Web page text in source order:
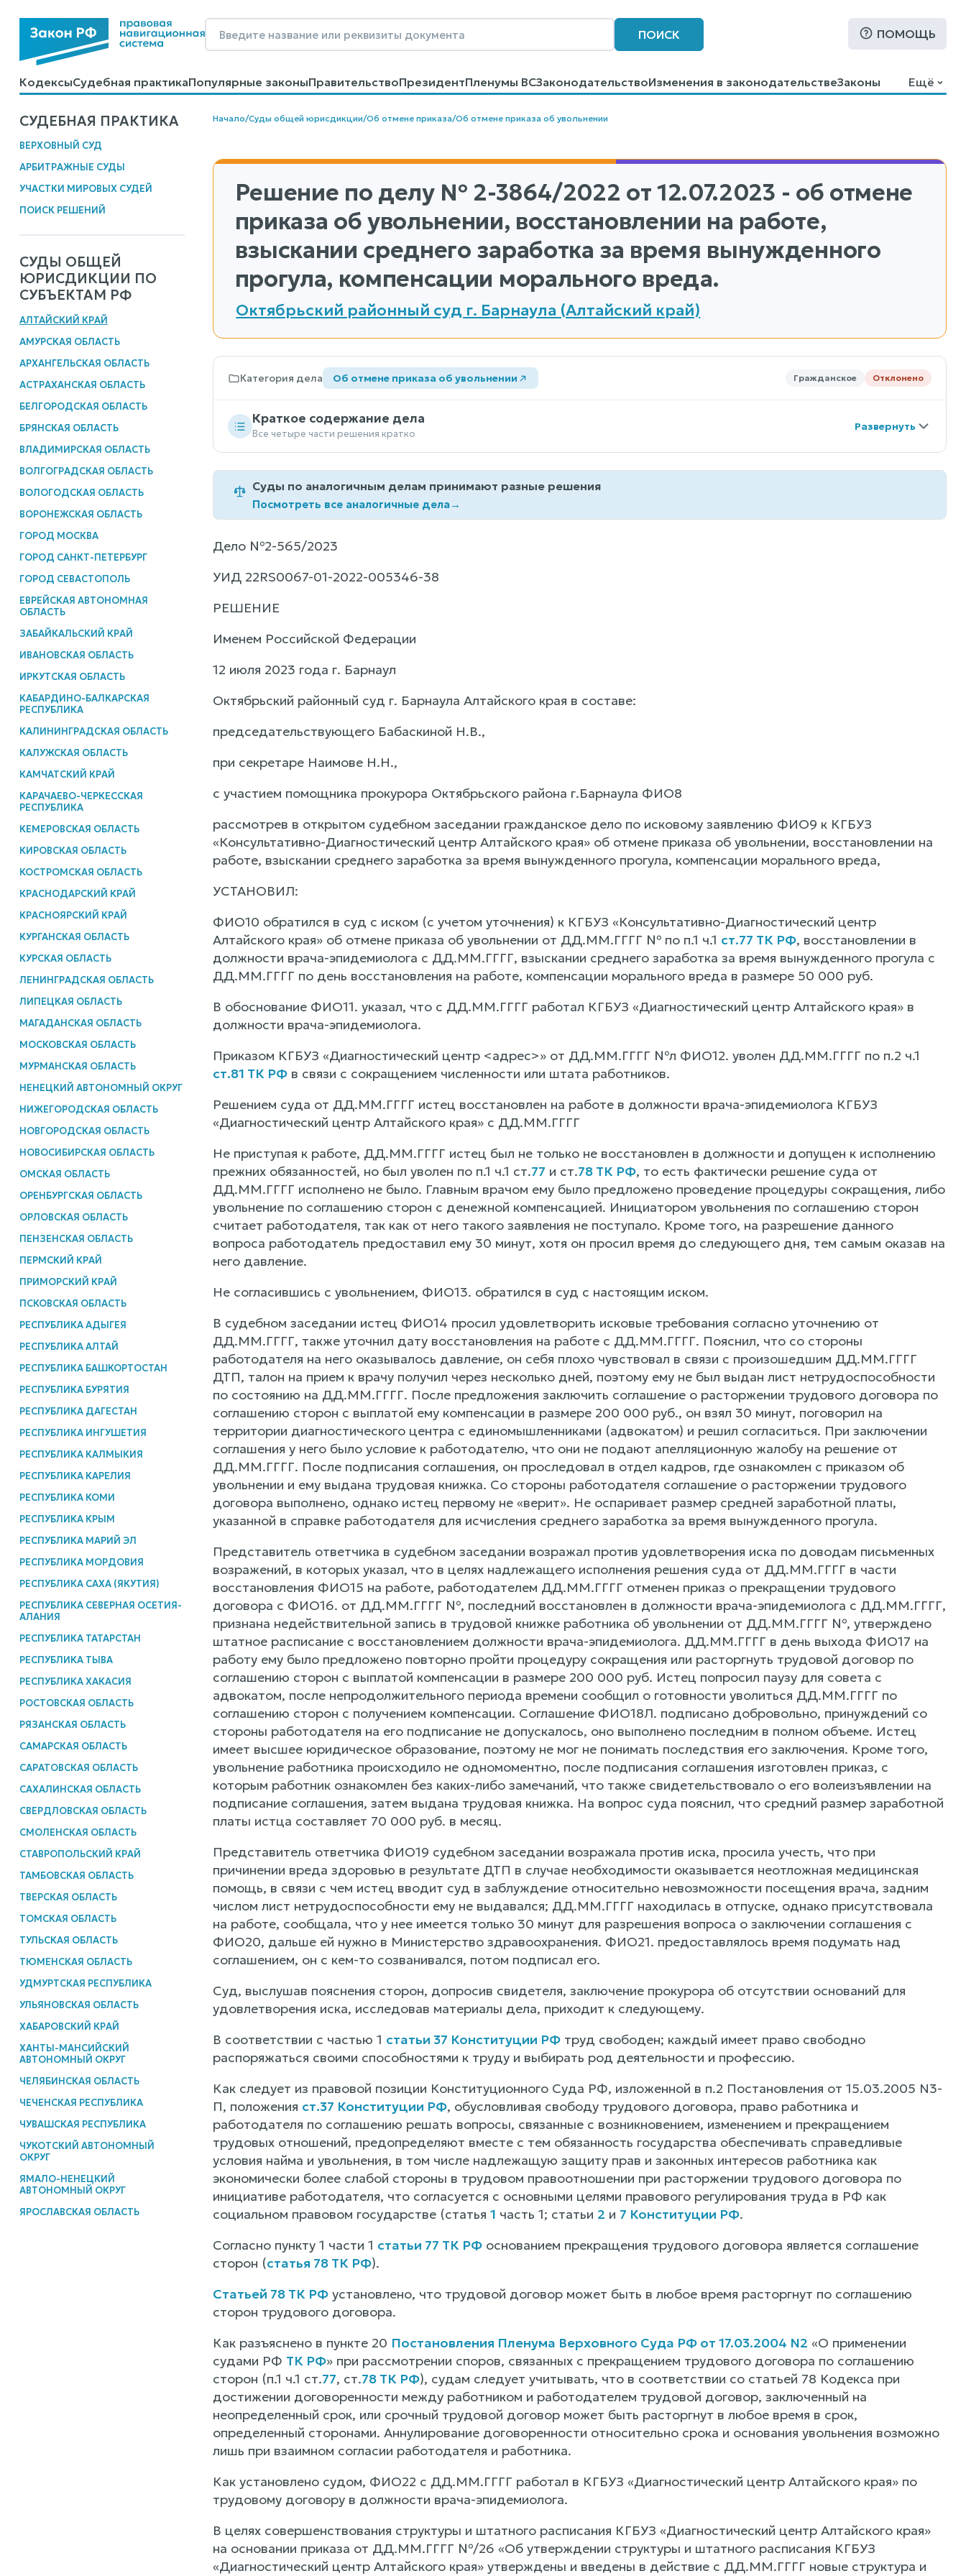
ПОИСК ПОМОЩЬ
КодексыСудебная практикаПопулярные законыПравительствоПрезидентПленумы ВСЗаконодательствоИзменения в законодательствеЗаконы
КалькуляторыСправочные материалыОбразцы договоровКонтактыПомощьПоиск
Ещё
СУДЕБНАЯ ПРАКТИКА
ВЕРХОВНЫЙ СУД
АРБИТРАЖНЫЕ СУДЫ
УЧАСТКИ МИРОВЫХ СУДЕЙ
ПОИСК РЕШЕНИЙ
СУДЫ ОБЩЕЙ
ЮРИСДИКЦИИ ПО
СУБЪЕКТАМ РФ
АЛТАЙСКИЙ КРАЙ
АМУРСКАЯ ОБЛАСТЬ
АРХАНГЕЛЬСКАЯ ОБЛАСТЬ
АСТРАХАНСКАЯ ОБЛАСТЬ
БЕЛГОРОДСКАЯ ОБЛАСТЬ
БРЯНСКАЯ ОБЛАСТЬ
ВЛАДИМИРСКАЯ ОБЛАСТЬ
ВОЛГОГРАДСКАЯ ОБЛАСТЬ
ВОЛОГОДСКАЯ ОБЛАСТЬ
ВОРОНЕЖСКАЯ ОБЛАСТЬ
ГОРОД МОСКВА
ГОРОД САНКТ-ПЕТЕРБУРГ
ГОРОД СЕВАСТОПОЛЬ
ЕВРЕЙСКАЯ АВТОНОМНАЯ
ОБЛАСТЬ
ЗАБАЙКАЛЬСКИЙ КРАЙ
ИВАНОВСКАЯ ОБЛАСТЬ
ИРКУТСКАЯ ОБЛАСТЬ
КАБАРДИНО-БАЛКАРСКАЯ
РЕСПУБЛИКА
КАЛИНИНГРАДСКАЯ ОБЛАСТЬ
КАЛУЖСКАЯ ОБЛАСТЬ
КАМЧАТСКИЙ КРАЙ
КАРАЧАЕВО-ЧЕРКЕССКАЯ
РЕСПУБЛИКА
КЕМЕРОВСКАЯ ОБЛАСТЬ
КИРОВСКАЯ ОБЛАСТЬ
КОСТРОМСКАЯ ОБЛАСТЬ
КРАСНОДАРСКИЙ КРАЙ
КРАСНОЯРСКИЙ КРАЙ
КУРГАНСКАЯ ОБЛАСТЬ
КУРСКАЯ ОБЛАСТЬ
ЛЕНИНГРАДСКАЯ ОБЛАСТЬ
ЛИПЕЦКАЯ ОБЛАСТЬ
МАГАДАНСКАЯ ОБЛАСТЬ
МОСКОВСКАЯ ОБЛАСТЬ
МУРМАНСКАЯ ОБЛАСТЬ
НЕНЕЦКИЙ АВТОНОМНЫЙ ОКРУГ
НИЖЕГОРОДСКАЯ ОБЛАСТЬ
НОВГОРОДСКАЯ ОБЛАСТЬ
НОВОСИБИРСКАЯ ОБЛАСТЬ
ОМСКАЯ ОБЛАСТЬ
ОРЕНБУРГСКАЯ ОБЛАСТЬ
ОРЛОВСКАЯ ОБЛАСТЬ
ПЕНЗЕНСКАЯ ОБЛАСТЬ
ПЕРМСКИЙ КРАЙ
ПРИМОРСКИЙ КРАЙ
ПСКОВСКАЯ ОБЛАСТЬ
РЕСПУБЛИКА АДЫГЕЯ
РЕСПУБЛИКА АЛТАЙ
РЕСПУБЛИКА БАШКОРТОСТАН
РЕСПУБЛИКА БУРЯТИЯ
РЕСПУБЛИКА ДАГЕСТАН
РЕСПУБЛИКА ИНГУШЕТИЯ
РЕСПУБЛИКА КАЛМЫКИЯ
РЕСПУБЛИКА КАРЕЛИЯ
РЕСПУБЛИКА КОМИ
РЕСПУБЛИКА КРЫМ
РЕСПУБЛИКА МАРИЙ ЭЛ
РЕСПУБЛИКА МОРДОВИЯ
РЕСПУБЛИКА САХА (ЯКУТИЯ)
РЕСПУБЛИКА СЕВЕРНАЯ ОСЕТИЯ-
АЛАНИЯ
РЕСПУБЛИКА ТАТАРСТАН
РЕСПУБЛИКА ТЫВА
РЕСПУБЛИКА ХАКАСИЯ
РОСТОВСКАЯ ОБЛАСТЬ
РЯЗАНСКАЯ ОБЛАСТЬ
САМАРСКАЯ ОБЛАСТЬ
САРАТОВСКАЯ ОБЛАСТЬ
САХАЛИНСКАЯ ОБЛАСТЬ
СВЕРДЛОВСКАЯ ОБЛАСТЬ
СМОЛЕНСКАЯ ОБЛАСТЬ
СТАВРОПОЛЬСКИЙ КРАЙ
ТАМБОВСКАЯ ОБЛАСТЬ
ТВЕРСКАЯ ОБЛАСТЬ
ТОМСКАЯ ОБЛАСТЬ
ТУЛЬСКАЯ ОБЛАСТЬ
ТЮМЕНСКАЯ ОБЛАСТЬ
УДМУРТСКАЯ РЕСПУБЛИКА
УЛЬЯНОВСКАЯ ОБЛАСТЬ
ХАБАРОВСКИЙ КРАЙ
ХАНТЫ-МАНСИЙСКИЙ
АВТОНОМНЫЙ ОКРУГ
ЧЕЛЯБИНСКАЯ ОБЛАСТЬ
ЧЕЧЕНСКАЯ РЕСПУБЛИКА
ЧУВАШСКАЯ РЕСПУБЛИКА
ЧУКОТСКИЙ АВТОНОМНЫЙ
ОКРУГ
ЯМАЛО-НЕНЕЦКИЙ
АВТОНОМНЫЙ ОКРУГ
ЯРОСЛАВСКАЯ ОБЛАСТЬ
Начало/Суды общей юрисдикции/Об отмене приказа/Об отмене приказа об увольнении
Решение по делу № 2-3864/2022 от 12.07.2023 - об отмене
приказа об увольнении, восстановлении на работе,
взыскании среднего заработка за время вынужденного
прогула, компенсации морального вреда.
Октябрьский районный суд г. Барнаула (Алтайский край)
Категория дела Об отмене приказа об увольнении Гражданское Отклонено
Краткое содержание дела
Все четыре части решения кратко
Суды по аналогичным делам принимают разные решения
Посмотреть все аналогичные дела→
Дело №2-565/2023
УИД 22RS0067-01-2022-005346-38
РЕШЕНИЕ
Именем Российской Федерации
12 июля 2023 года г. Барнаул
Октябрьский районный суд г. Барнаула Алтайского края в составе:
председательствующего Бабаскиной Н.В.,
при секретаре Наимове Н.Н.,
с участием помощника прокурора Октябрьского района г.Барнаула ФИО8
рассмотрев в открытом судебном заседании гражданское дело по исковому заявлению ФИО9 к КГБУЗ
«Консультативно-Диагностический центр Алтайского края» об отмене приказа об увольнении, восстановлении на
работе, взыскании среднего заработка за время вынужденного прогула, компенсации морального вреда,
УСТАНОВИЛ:
ФИО10 обратился в суд с иском (с учетом уточнения) к КГБУЗ «Консультативно-Диагностический центр
Алтайского края» об отмене приказа об увольнении от ДД.ММ.ГГГГ № по п.1 ч.1 ст.77 ТК РФ, восстановлении в
должности врача-эпидемиолога с ДД.ММ.ГГГГ, взыскании среднего заработка за время вынужденного прогула с
ДД.ММ.ГГГГ по день восстановления на работе, компенсации морального вреда в размере 50 000 руб.
В обоснование ФИО11. указал, что с ДД.ММ.ГГГГ работал КГБУЗ «Диагностический центр Алтайского края» в
должности врача-эпидемиолога.
Приказом КГБУЗ «Диагностический центр <адрес>» от ДД.ММ.ГГГГ №л ФИО12. уволен ДД.ММ.ГГГГ по п.2 ч.1
ст.81 ТК РФв связи с сокращением численности или штата работников.
Решением суда от ДД.ММ.ГГГГ истец восстановлен на работе в должности врача-эпидемиолога КГБУЗ
«Диагностический центр Алтайского края» с ДД.ММ.ГГГГ
Не приступая к работе, ДД.ММ.ГГГГ истец был не только не восстановлен в должности и допущен к исполнению
прежних обязанностей, но был уволен по п.1 ч.1 ст.77 и ст.78 ТК РФ, то есть фактически решение суда от
ДД.ММ.ГГГГ исполнено не было. Главным врачом ему было предложено проведение процедуры сокращения, либо
увольнение по соглашению сторон с денежной компенсацией. Инициатором увольнения по соглашению сторон
считает работодателя, так как от него такого заявления не поступало. Кроме того, на разрешение данного
вопроса работодатель предоставил ему 30 минут, хотя он просил время до следующего дня, тем самым оказав на
него давление.
Не согласившись с увольнением, ФИО13. обратился в суд с настоящим иском.
В судебном заседании истец ФИО14 просил удовлетворить исковые требования согласно уточнению от
ДД.ММ.ГГГГ, также уточнил дату восстановления на работе с ДД.ММ.ГГГГ. Пояснил, что со стороны
работодателя на него оказывалось давление, он себя плохо чувствовал в связи с произошедшим ДД.ММ.ГГГГ
ДТП, талон на прием к врачу получил через несколько дней, поэтому ему не был выдан лист нетрудоспособности
по состоянию на ДД.ММ.ГГГГ. После предложения заключить соглашение о расторжении трудового договора по
соглашению сторон с выплатой ему компенсации в размере 200 000 руб., он взял 30 минут, поговорил на
территории диагностического центра с единомышленниками (адвокатом) и решил согласиться. При заключении
соглашения у него было условие к работодателю, что они не подают апелляционную жалобу на решение от
ДД.ММ.ГГГГ. После подписания соглашения, он проследовал в отдел кадров, где ознакомлен с приказом об
увольнении и ему выдана трудовая книжка. Со стороны работодателя соглашение о расторжении трудового
договора выполнено, однако истец первому не «верит». Не оспаривает размер средней заработной платы,
указанной в справке работодателя для исчисления среднего заработка за время вынужденного прогула.
Представитель ответчика в судебном заседании возражал против удовлетворения иска по доводам письменных
возражений, в которых указал, что в целях надлежащего исполнения решения суда от ДД.ММ.ГГГГ в части
восстановления ФИО15 на работе, работодателем ДД.ММ.ГГГГ отменен приказ о прекращении трудового
договора с ФИО16. от ДД.ММ.ГГГГ №, последний восстановлен в должности врача-эпидемиолога с ДД.ММ.ГГГГ,
признана недействительной запись в трудовой книжке работника об увольнении от ДД.ММ.ГГГГ №, утверждено
штатное расписание с восстановлением должности врача-эпидемиолога. ДД.ММ.ГГГГ в день выхода ФИО17 на
работу ему было предложено повторно пройти процедуру сокращения или расторгнуть трудовой договор по
соглашению сторон с выплатой компенсации в размере 200 000 руб. Истец попросил паузу для совета с
адвокатом, после непродолжительного периода времени сообщил о готовности уволиться ДД.ММ.ГГГГ по
соглашению сторон с получением компенсации. Соглашение ФИО18Л. подписано добровольно, принуждений со
стороны работодателя на его подписание не допускалось, оно выполнено последним в полном объеме. Истец
имеет высшее юридическое образование, поэтому не мог не понимать последствия его заключения. Кроме того,
увольнение работника происходило не одномоментно, после подписания соглашения изготовлен приказ, с
которым работник ознакомлен без каких-либо замечаний, что также свидетельствовало о его волеизъявлении на
подписание соглашения, затем выдана трудовая книжка. На вопрос суда пояснил, что средний размер заработной
платы истца составляет 70 000 руб. в месяц.
Представитель ответчика ФИО19 судебном заседании возражала против иска, просила учесть, что при
причинении вреда здоровью в результате ДТП в случае необходимости оказывается неотложная медицинская
помощь, в связи с чем истец вводит суд в заблуждение относительно невозможности посещения врача, задним
числом лист нетрудоспособности ему не выдавался; ДД.ММ.ГГГГ находилась в отпуске, однако присутствовала
на работе, сообщала, что у нее имеется только 30 минут для разрешения вопроса о заключении соглашения с
ФИО20, дальше ей нужно в Министерство здравоохранения. ФИО21. предоставлялось время подумать над
соглашением, он с кем-то созванивался, потом подписал его.
Суд, выслушав пояснения сторон, допросив свидетеля, заключение прокурора об отсутствии оснований для
удовлетворения иска, исследовав материалы дела, приходит к следующему.
В соответствии с частью 1 статьи 37 Конституции РФтруд свободен; каждый имеет право свободно
распоряжаться своими способностями к труду и выбирать род деятельности и профессию.
Как следует из правовой позиции Конституционного Суда РФ, изложенной в п.2 Постановления от 15.03.2005 N3-
П, положения ст.37 Конституции РФ, обусловливая свободу трудового договора, право работника и
работодателя по соглашению решать вопросы, связанные с возникновением, изменением и прекращением
трудовых отношений, предопределяют вместе с тем обязанность государства обеспечивать справедливые
условия найма и увольнения, в том числе надлежащую защиту прав и законных интересов работника как
экономически более слабой стороны в трудовом правоотношении при расторжении трудового договора по
инициативе работодателя, что согласуется с основными целями правового регулирования труда в РФ как
социальном правовом государстве (статья 1 часть 1; статьи 2 и 7 Конституции РФ.
Согласно пункту 1 части 1 статьи 77 ТК РФоснованием прекращения трудового договора является соглашение
сторон (статья 78 ТК РФ).
Статьей 78 ТК РФустановлено, что трудовой договор может быть в любое время расторгнут по соглашению
сторон трудового договора.
Как разъяснено в пункте 20 Постановления Пленума Верховного Суда РФ от 17.03.2004 N2 «О применении
судами РФ ТК РФ» при рассмотрении споров, связанных с прекращением трудового договора по соглашению
сторон (п.1 ч.1 ст.77, ст.78 ТК РФ), судам следует учитывать, что в соответствии со статьей 78 Кодекса при
достижении договоренности между работником и работодателем трудовой договор, заключенный на
неопределенный срок, или срочный трудовой договор может быть расторгнут в любое время в срок,
определенный сторонами. Аннулирование договоренности относительно срока и основания увольнения возможно
лишь при взаимном согласии работодателя и работника.
Как установлено судом, ФИО22 с ДД.ММ.ГГГГ работал в КГБУЗ «Диагностический центр Алтайского края» по
трудовому договору в должности врача-эпидемиолога.
В целях совершенствования структуры и штатного расписания КГБУЗ «Диагностический центр Алтайского края»
на основании приказа от ДД.ММ.ГГГГ №/26 «Об утверждении структуры и штатного расписания КГБУЗ
«Диагностический центр Алтайского края» утверждены и введены в действие с ДД.ММ.ГГГГ новые структура и